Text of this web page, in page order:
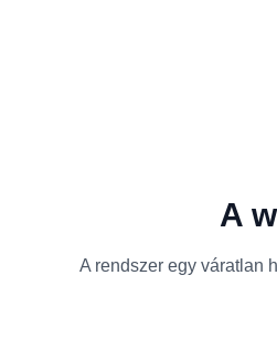
A
A rendszer egy váratlan